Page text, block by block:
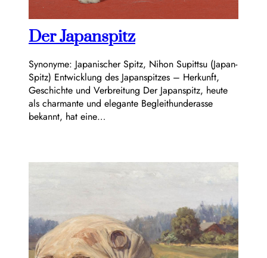
Der Japanspitz
Synonyme: Japanischer Spitz, Nihon Supittsu (Japan-
Spitz) Entwicklung des Japanspitzes – Herkunft,
Geschichte und Verbreitung Der Japanspitz, heute
als charmante und elegante Begleithunderasse
bekannt, hat eine…